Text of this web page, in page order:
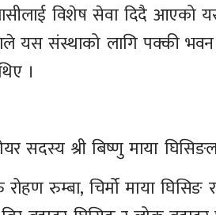
विशेष सेवा दिदै
यस संस्थाको लागि पक्की
।
सदस्य श्री बिष्णु माया
रुम्बा, चिर्मो माया